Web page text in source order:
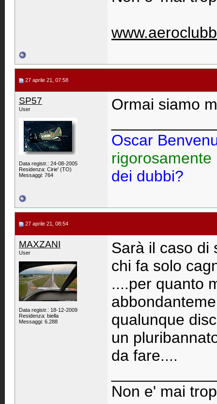
27 aprile 21, 07:58
SP57
User
Data registr.: 24-08-2005
Residenza: Cirie' (TO)
Messaggi: 764
Ormai siamo
Oscar
rigorosamente
dei dubbi?
27 aprile 21, 08:54
MAXZANI
User
Data registr.: 18-12-2009
Residenza: biella
Messaggi: 6.288
Sarà il caso di
chi fa solo
....per quanto
qualunque
un
da fare....
Non e' mai